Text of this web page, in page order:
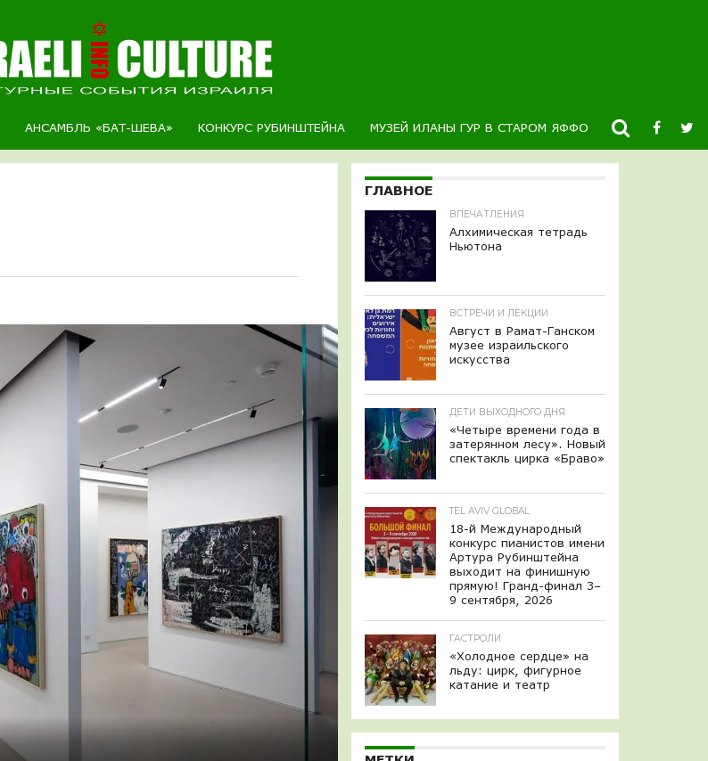
АНСАМБЛЬ «БАТ-ШЕВА» КОНКУРС РУБИНШТЕЙНА МУЗЕЙ ИЛАНЫ ГУР В СТАРОМ ЯФФО НОВОСТИ
ГЛАВНОЕ
ВПЕЧАТЛЕНИЯ
Алхимическая тетрадь
Ньютона
ВСТРЕЧИ И ЛЕКЦИИ
Август в Рамат-Ганском
музее израильского
искусства
ДЕТИ ВЫХОДНОГО ДНЯ
«Четыре времени года в
затерянном лесу». Новый
спектакль цирка «Браво»
TEL AVIV GLOBAL
18-й Международный
конкурс пианистов имени
Артура Рубинштейна
выходит на финишную
прямую! Гранд-финал 3–
9 сентября, 2026
ГАСТРОЛИ
«Холодное сердце» на
льду: цирк, фигурное
катание и театр